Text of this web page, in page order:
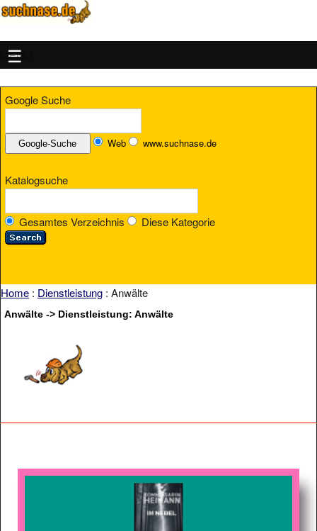
MENU
Google Suche
Web www.suchnase.de
Katalogsuche
Gesamtes Verzeichnis Diese Kategorie
Home : Dienstleistung : Anwälte
Anwälte -> Dienstleistung: Anwälte